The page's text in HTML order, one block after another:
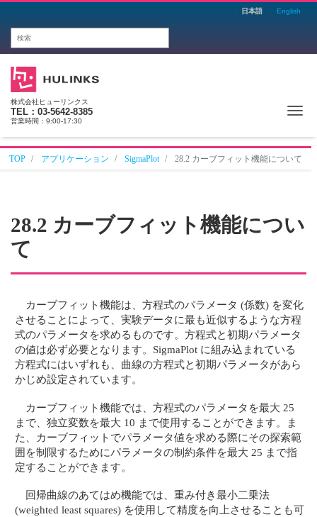
日本語 English
株式会社ヒューリンクス
TEL：03-5642-8385
営業時間：9:00-17:30
TOP アプリケーション SigmaPlot 28.2 カーブフィット機能について
28.2 カーブフィット機能につい
て
カーブフィット機能は、方程式のパラメータ (係数) を変化
させることによって、実験データに最も近似するような方程
式のパラメータを求めるものです。方程式と初期パラメータ
の値は必ず必要となります。SigmaPlot に組み込まれている
方程式にはいずれも、曲線の方程式と初期パラメータがあら
かじめ設定されています。
カーブフィット機能では、方程式のパラメータを最大 25
まで、独立変数を最大 10 まで使用することができます。ま
た、カーブフィットでパラメータ値を求める際にその探索範
囲を制限するためにパラメータの制約条件を最大 25 まで指
定することができます。
回帰曲線のあてはめ機能では、重み付き最小二乗法
(weighted least squares) を使用して精度を向上させることも可